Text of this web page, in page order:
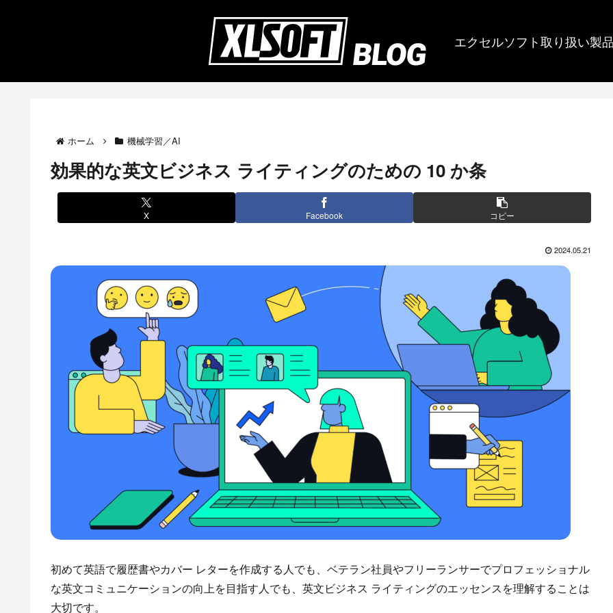
エクセルソフト取り扱い製
ホーム 機械学習／AI
効果的な英文ビジネス ライティングのための 10 か条
X Facebook コピー
2024.05.21
初めて英語で履歴書やカバー レターを作成する人でも、ベテラン社員やフリーランサーでプロフェッショナル
な英文コミュニケーションの向上を目指す人でも、英文ビジネス ライティングのエッセンスを理解することは
大切です。